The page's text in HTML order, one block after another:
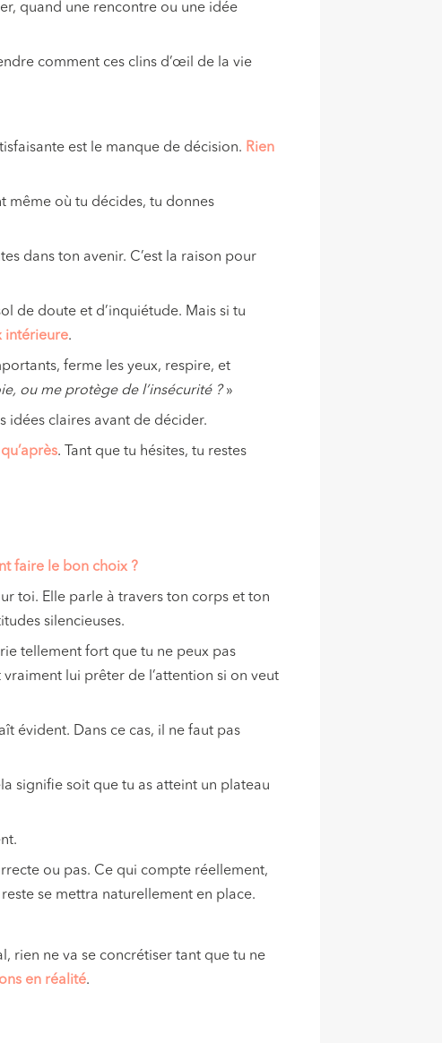
quand une rencontre ou une idée
comment ces clins d’œil de la vie
est le manque de décision. Rien
même où tu décides, tu donnes
dans ton avenir. C’est la raison pour
de doute et d’inquiétude. Mais si tu
intérieure.
ferme les yeux, respire, et
ou me protège de l’insécurité ?»
idées claires avant de décider.
. Tant que tu hésites, tu restes
faire le bon choix ?
toi. Elle parle à travers ton corps et ton
silencieuses.
tellement fort que tu ne peux pas
lui prêter de l’attention si on veut
évident. Dans ce cas, il ne faut pas
signifie soit que tu as atteint un plateau
ou pas. Ce qui compte réellement,
reste se mettra naturellement en place.
rien ne va se concrétiser tant que tu ne
en réalité.